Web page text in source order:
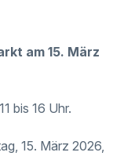
am 15. März
bis 16 Uhr.
15. März 2026,